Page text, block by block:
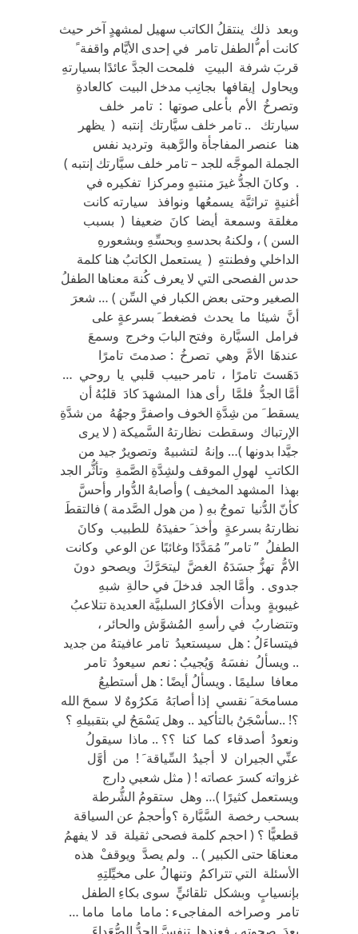
وبعد ذلك ينتقلُ الكاتب سهيل لمشهدٍ آخر حيث
كانت أم ُّالطفل تامر في إحدى الأيَّام واقفة ً
قربَ شرفة البيتِ فلمحت الجدَّ عائدًا بسيارتهِ
ويحاول إيقافها بجانِب مدخل البيت كالعادةِ
وتصرخُ الأم بأعلى صوتها : تامر خلف
سيارتك .. تامر خلف سيَّارتك إنتبه ( يظهر
هنا عنصر المفاجأة والرَّهبة وترديد نفس
الجملة الموجَّه للجد – تامر خلف سيَّارتك إنتبه )
. وكانَ الجدُّ غيرَ منتبهٍ ومركزا تفكيره في
أغنيةٍ تراثيَّة يسمعُها ونوافذ سيارته كانت
مغلقة وسمعة أيضا كانَ ضعيفا ( بسبب
السن ) ، ولكنهُ بحدسهِ وبحسِّهِ وبشعورهِ
الداخلي وفطنتهِ ( يستعمل الكاتبُ هنا كلمة
حدس الفصحى التي لا يعرف كُنهَ معناها الطفلُ
الصغير وحتى بعض الكبار في السِّن ) … شعرَ
أنَّ شيئا ما يحدث فضغط َ بسرعةٍ على
فرامل السيَّارة وفتح البابَ وخرج وسمعَ
عندهَا الأمَّ وهي تصرخُ : صدمتَ تامرًا
دَهَستَ تامرًا ، تامر حبيب قلبي يا روحي …
أمَّا الجدُّ فلمَّا رأى هذا المشهدَ كادَ قلبُهُ أن
يسقط َ من شِدَّةِ الخوف واصفرَّ وجهُهُ من شدَّةِ
الإرتباك وسقطت نظارتهُ السَّميكة ( لا يرى
جيَّدا بدونها )… وإنهُ لتشبيهٌ وتصويرٌ جيد من
الكاتبِ لهولِ الموقف ولشِدَّةِ الصَّمةِ وتأثُّر الجد
بهذا المشهد المخيف ) وأصابهُ الدُّوار وأحسَّ
كأنّ الدُّنيا تموجُ بهِ ( من هول الصَّدمة ) فالتقطَ
نظارتهُ بسرعةٍ وأخذ َ حفيدَهُ للطبيب وكانَ
الطفلُ ” تامر” مُمَدَّدًا وغائبًا عن الوعي وكانت
الأمُّ تهزُّ جسَدَهُ الغضَّ ليتحَرَّكَ ويصحو دونَ
جدوى . وأمَّا الجد فدخلَ في حالةِ شبهِ
غيبوبةٍ وبدأت الأفكارُ السلبيَّة العديدة تتلاعبُ
وتتضاربُ في رأسهِ المُشوَّش والحائر ،
فيتساءَلُ : هل سيستعيدُ تامر عافيتهُ من جديد
.. ويسألُ نفسَهُ وَيُجيبُ : نعم سيعودُ تامر
معافا سليمًا . ويسألُ أيضًا : هل أستطيعُ
مسامحَة َ نقسي إذا أصابَهُ مَكرُوهٌ لا سمحَ الله
؟! ..سأسْجَنُ بالتأكيد .. وهل يَسْمَحُ لي بتقبيلهِ ؟
ونعودُ أصدقاء كما كنا ؟؟ .. ماذا سيقولُ
عنِّي الجيران لا أجيدُ السِّياقة َ ! من أوَّل
غزواته كسرَ عصاته ! ( مثل شعبي دارج
ويستعمل كثيرًا )… وهل ستقومُ الشُّرطة
بسحب رخصة السَّيَّارة ؟وأحجمُ عن السياقة
قطعيًّا ؟ ( احجم كلمة فصحى ثقيلة قد لا يفهمُ
معناهَا حتى الكبير ) .. ولم يصدَّ ويوقفْ هذه
الأسئلة التي تتراكمُ وتنهالُ على مخيِّلتِهِ
بإنسيابٍ وبشكل تلقائيٍّ سوى بكاءِ الطفل
تامر وصراخه المفاجىء : ماما ماما ماما …